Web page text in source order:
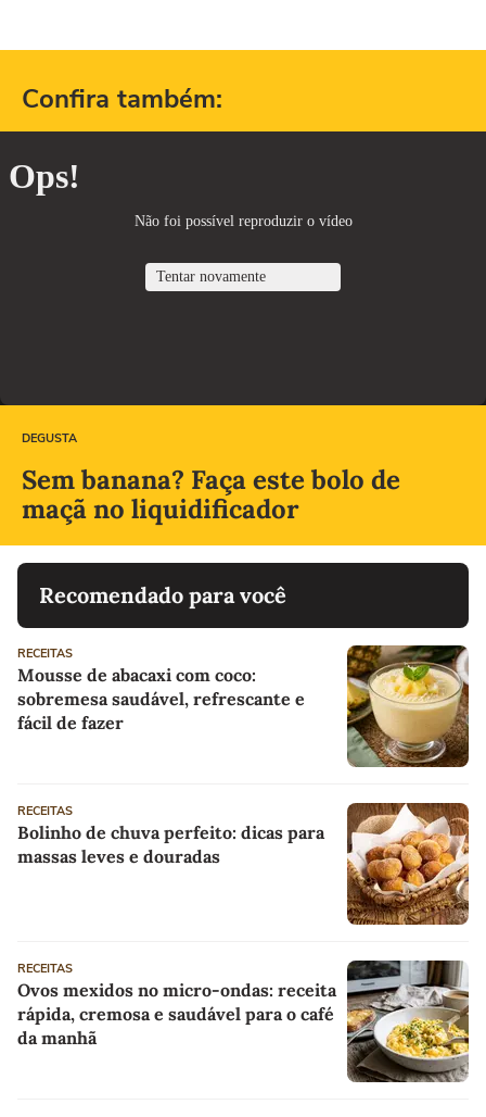
Confira também:
DEGUSTA
Sem banana? Faça este bolo de
maçã no liquidificador
Recomendado para você
RECEITAS
Mousse de abacaxi com coco:
sobremesa saudável, refrescante e
fácil de fazer
RECEITAS
Bolinho de chuva perfeito: dicas para
massas leves e douradas
RECEITAS
Ovos mexidos no micro-ondas: receita
rápida, cremosa e saudável para o café
da manhã